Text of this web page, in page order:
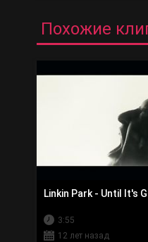
Похожие
Linkin Park - Until It's
3:55
12 лет назад